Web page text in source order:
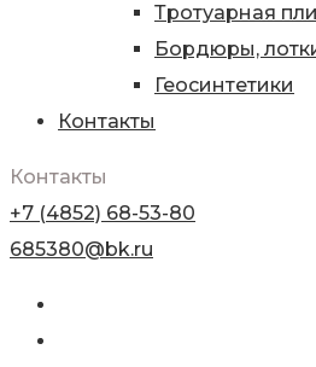
Тротуарная
Бордюры,
Геосинтетики
Контакты
Контакты
+7 (4852) 68-53-80
685380@bk.ru